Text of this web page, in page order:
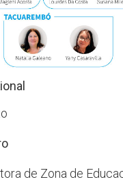
de Zona de